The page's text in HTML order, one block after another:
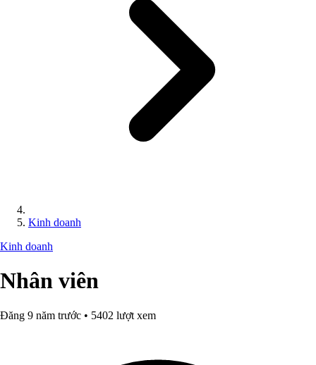
Kinh doanh
Kinh doanh
Nhân viên
Đăng 9 năm trước • 5402 lượt xem